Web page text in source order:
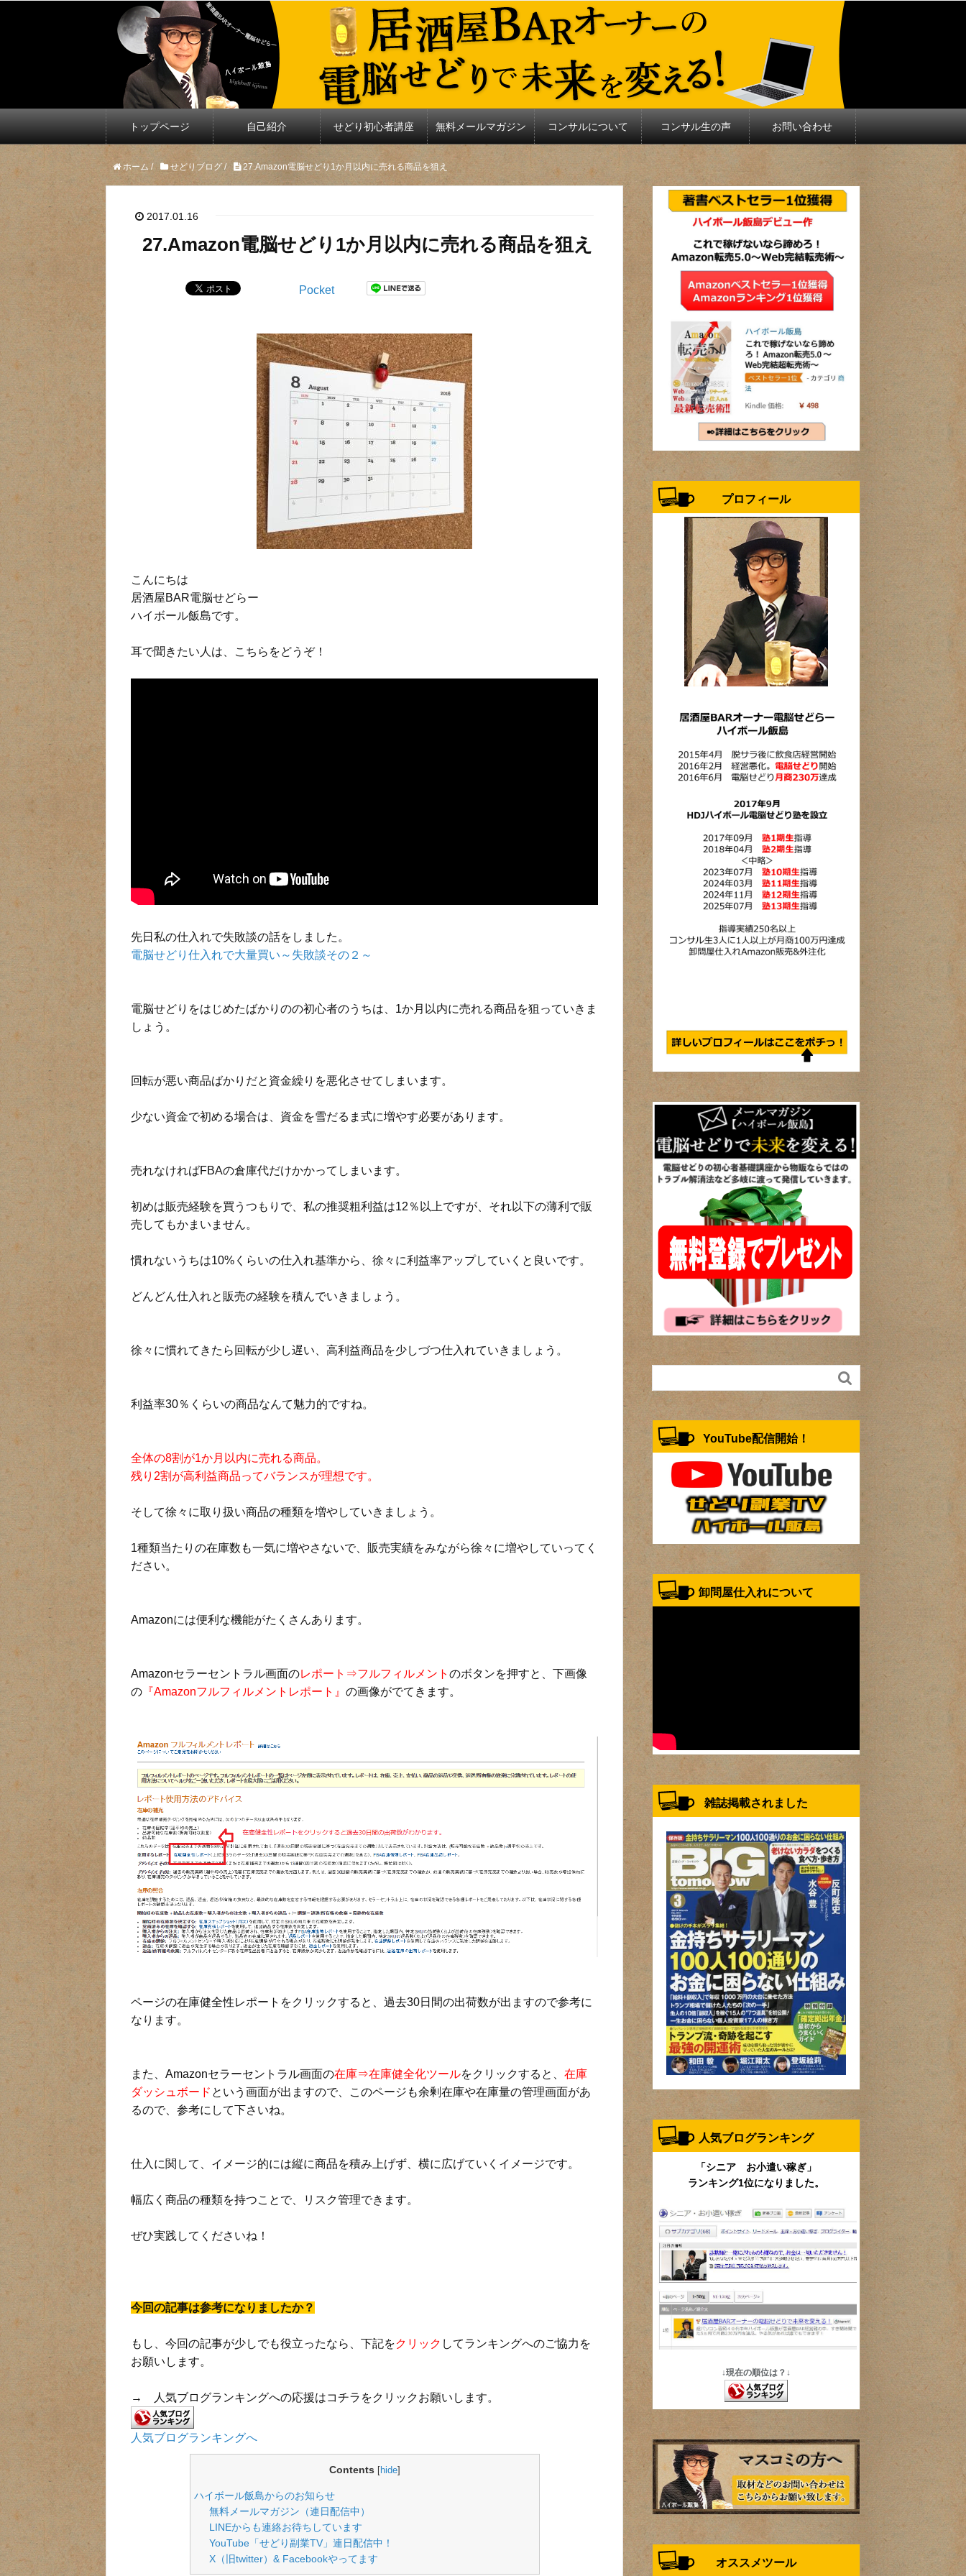
トップページ 自己紹介 せどり初心者講座 無料メールマガジン コンサルについて コンサル生の声 お問い合わせ
ホーム / せどりブログ/ 27.Amazon電脳せどり1か月以内に売れる商品を狙え
2017.01.16
27.Amazon電脳せどり1か月以内に売れる商品を狙え
Pocket
こんにちは
居酒屋BAR電脳せどらー
ハイボール飯島です。
耳で聞きたい人は、こちらをどうぞ！
先日私の仕入れで失敗談の話をしました。
電脳せどり仕入れで大量買い～失敗談その２～
電脳せどりをはじめたばかりのの初心者のうちは、1か月以内に売れる商品を狙っていきま
しょう。
回転が悪い商品ばかりだと資金繰りを悪化させてしまいます。
少ない資金で初める場合は、資金を雪だるま式に増やす必要があります。
売れなければFBAの倉庫代だけかかってしまいます。
初めは販売経験を買うつもりで、私の推奨粗利益は12％以上ですが、それ以下の薄利で販
売してもかまいません。
慣れないうちは10%くらいの仕入れ基準から、徐々に利益率アップしていくと良いです。
どんどん仕入れと販売の経験を積んでいきましょう。
徐々に慣れてきたら回転が少し遅い、高利益商品を少しづつ仕入れていきましょう。
利益率30％くらいの商品なんて魅力的ですね。
全体の8割が1か月以内に売れる商品。
残り2割が高利益商品ってバランスが理想です。
そして徐々に取り扱い商品の種類を増やしていきましょう。
1種類当たりの在庫数も一気に増やさないで、販売実績をみながら徐々に増やしていってく
ださい。
Amazonには便利な機能がたくさんあります。
Amazonセラーセントラル画面のレポート⇒フルフィルメント のボタンを押すと、下画像
の 『Amazonフルフィルメントレポート』 の画像がでてきます。
ページの在庫健全性レポートをクリックすると、過去30日間の出荷数が出ますので参考に
なります。
また、Amazonセラーセントラル画面の在庫⇒在庫健全化ツールをクリックすると、 在庫
ダッシュボード という画面が出ますので、このページも余剰在庫や在庫量の管理画面があ
るので、参考にして下さいね。
仕入に関して、イメージ的には縦に商品を積み上げず、横に広げていくイメージです。
幅広く商品の種類を持つことで、リスク管理できます。
ぜひ実践してくださいね！
今回の記事は参考になりましたか？
もし、今回の記事が少しでも役立ったなら、下記をクリック してランキングへのご協力を
お願いします。
→ 人気ブログランキングへの応援はコチラをクリックお願いします。
人気ブログランキングへ
Contents [hide]
ハイボール飯島からのお知らせ
無料メールマガジン（連日配信中）
LINEからも連絡お待ちしています
YouTube「せどり副業TV」連日配信中！
X（旧twitter）& Facebookやってます
プロフィール

YouTube配信開始！
卸問屋仕入れについて
雑誌掲載されました
人気ブログランキング
「シニア お小遣い稼ぎ」
ランキング1位になりました。
↓現在の順位は？↓
オススメツール